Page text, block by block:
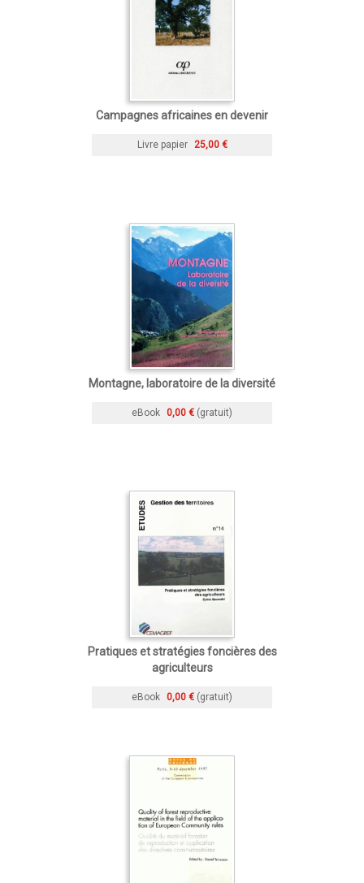
Campagnes africaines en devenir
Livre papier 25,00 €
Montagne, laboratoire de la diversité
eBook 0,00 € (gratuit)
Pratiques et stratégies foncières des
agriculteurs
eBook 0,00 € (gratuit)